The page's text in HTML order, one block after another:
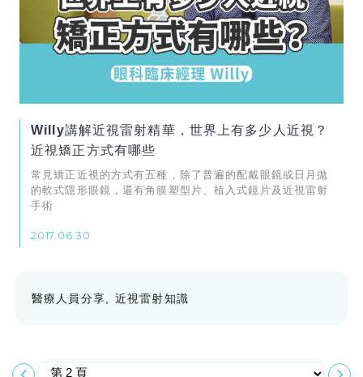
Willy講解近視雷射精華，世界上有多少人近視？
近視矯正方式有哪些
常見矯正近視的方式有五種，除了普遍的配戴眼鏡或日月拋
的軟式隱形眼鏡，還有角膜塑型片、植入式鏡片及近視雷射
手術
2017.06.30
醫療人員分享 近視雷射知識